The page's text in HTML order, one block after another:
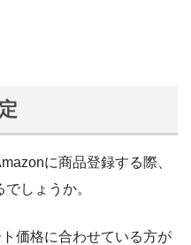
に商品登録する際、
しょうか。
価格に合わせている方が